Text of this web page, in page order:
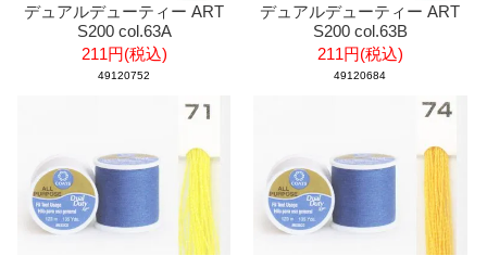
デュアルデューティー ART
S200 col.63A
211円(税込)
49120752
デュアルデューティー ART
S200 col.63B
211円(税込)
49120684